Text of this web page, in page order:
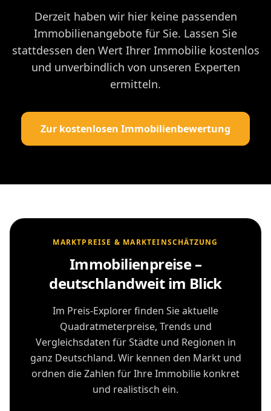
Derzeit haben wir hier keine passenden
Immobilienangebote für Sie. Lassen Sie
stattdessen den Wert Ihrer Immobilie kostenlos
und unverbindlich von unseren Experten
ermitteln.
Zur kostenlosen Immobilienbewertung
MARKTPREISE & MARKTEINSCHÄTZUNG
Immobilienpreise –
deutschlandweit im Blick
Im Preis-Explorer finden Sie aktuelle
Quadratmeterpreise, Trends und
Vergleichsdaten für Städte und Regionen in
ganz Deutschland. Wir kennen den Markt und
ordnen die Zahlen für Ihre Immobilie konkret
und realistisch ein.